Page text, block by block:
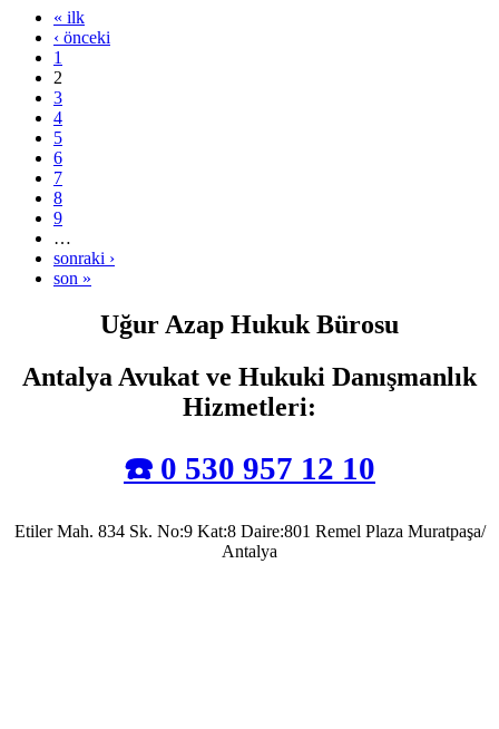
« ilk
‹ önceki
1
2
3
4
5
6
7
8
9
…
sonraki ›
son »
Uğur Azap Hukuk Bürosu
Antalya Avukat ve Hukuki Danışmanlık
Hizmetleri:
☎️ 0 530 957 12 10
Etiler Mah. 834 Sk. No:9 Kat:8 Daire:801 Remel Plaza Muratpaşa/
Antalya